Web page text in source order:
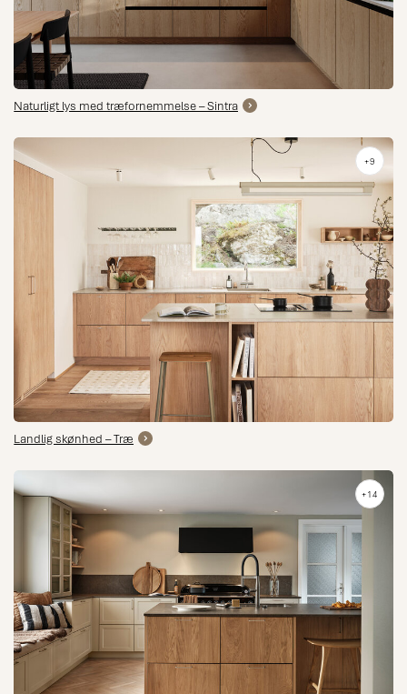
Naturligt lys med træfornemmelse – Sintra
+9
Landlig skønhed – Træ
+14